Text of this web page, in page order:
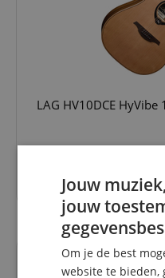
LAG HV10DCE
Jouw
jouw
Om je de best
website te bieden,